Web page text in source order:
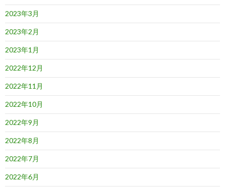
2023年3月
2023年2月
2023年1月
2022年12月
2022年11月
2022年10月
2022年9月
2022年8月
2022年7月
2022年6月